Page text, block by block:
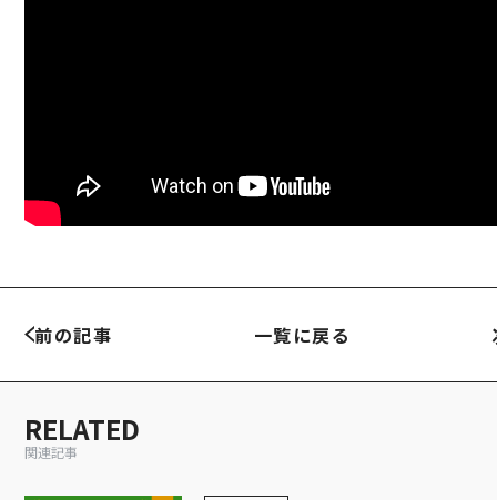
前の記事 一覧に戻る
RELATED
関連記事